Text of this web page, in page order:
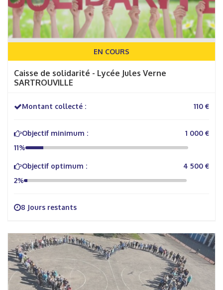
EN COURS
Caisse de solidarité - Lycée Jules Verne
SARTROUVILLE
Montant collecté : 110 €
Objectif minimum :
1 000 €
11%
Objectif optimum :
4 500 €
2%
8 Jours restants